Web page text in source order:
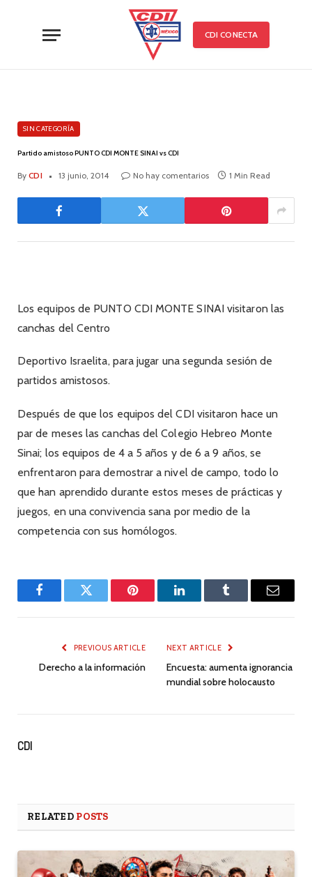
CDI CONECTA
SIN CATEGORÍA
Partido amistoso PUNTO CDI MONTE SINAI vs CDI
By CDI 13 junio, 2014 No hay comentarios 1 Min Read
Los equipos de PUNTO CDI MONTE SINAI visitaron las
canchas del Centro
Deportivo Israelita, para jugar una segunda sesión de
partidos amistosos.
Después de que los equipos del CDI visitaron hace un
par de meses las canchas del Colegio Hebreo Monte
Sinai; los equipos de 4 a 5 años y de 6 a 9 años, se
enfrentaron para demostrar a nivel de campo, todo lo
que han aprendido durante estos meses de prácticas y
juegos, en una convivencia sana por medio de la
competencia con sus homólogos.
FacebookTwitter Pinterest LinkedInTumblr Email
PREVIOUS ARTICLE
Derecho a la información
NEXT ARTICLE
Encuesta: aumenta ignorancia
mundial sobre holocausto
CDI
RELATED POSTS